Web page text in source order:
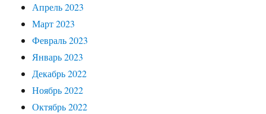
Апрель 2023
Март 2023
Февраль 2023
Январь 2023
Декабрь 2022
Ноябрь 2022
Октябрь 2022